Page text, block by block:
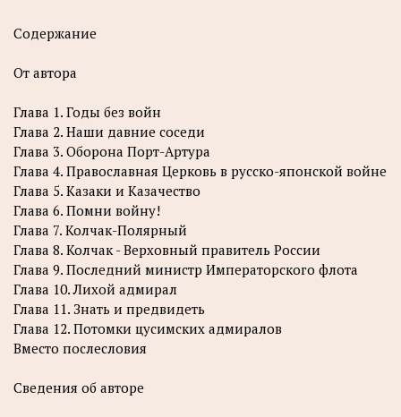
Содержание
От автора
Глава 1. Годы без войн
Глава 2. Наши давние соседи
Глава 3. Оборона Порт-Артура
Глава 4. Православная Церковь в русско-японской войне
Глава 5. Казаки и Казачество
Глава 6. Помни войну!
Глава 7. Колчак-Полярный
Глава 8. Колчак - Верховный правитель России
Глава 9. Последний министр Императорского флота
Глава 10. Лихой адмирал
Глава 11. Знать и предвидеть
Глава 12. Потомки цусимских адмиралов
Вместо послесловия
Сведения об авторе